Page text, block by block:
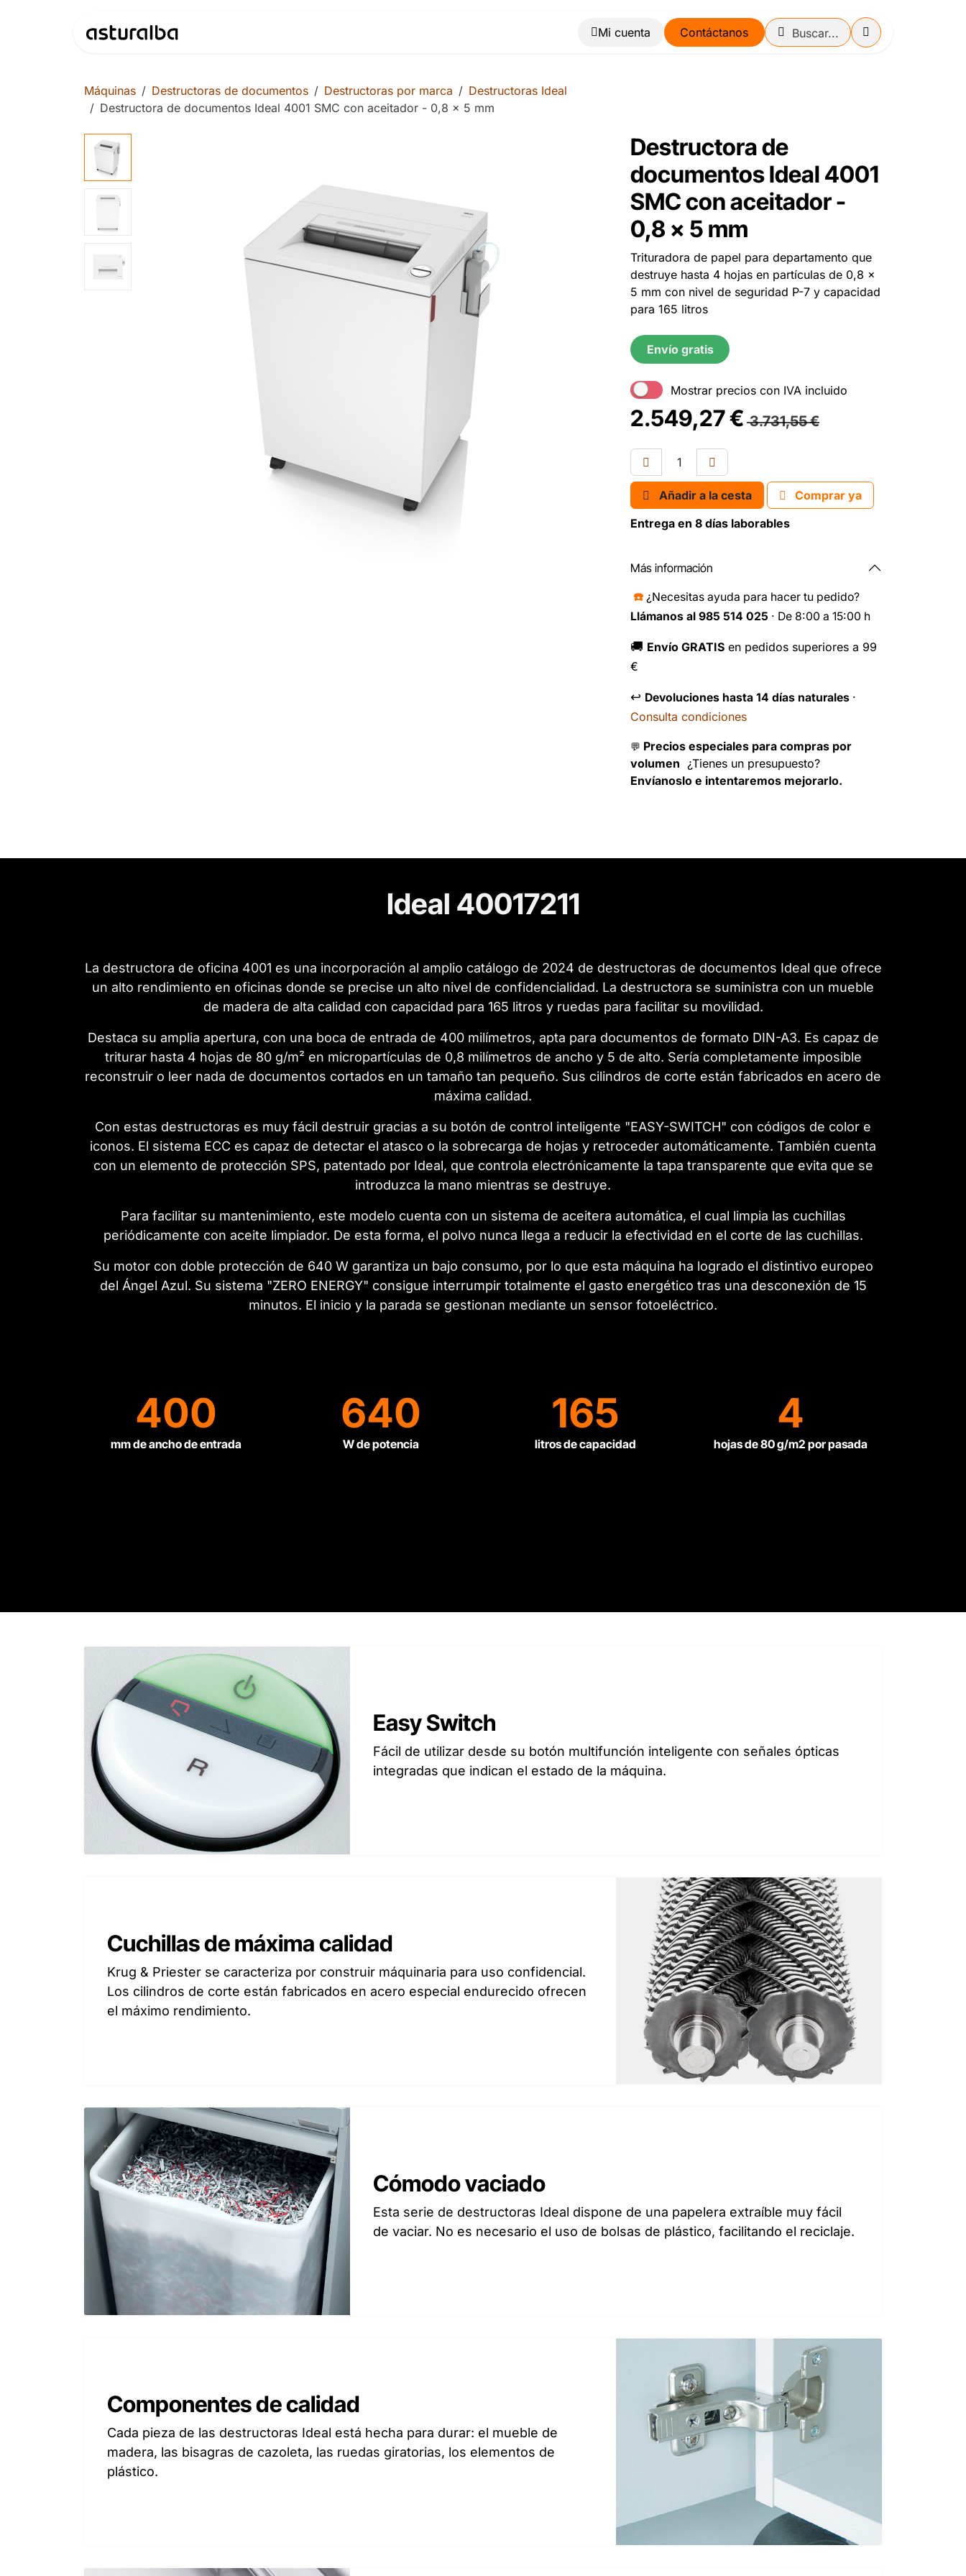
Blog Contáctanos
Máquinas Destructoras de documentos Destructoras por marca
Destructoras Ideal
Destructora de documentos Ideal 4001 SMC con aceitador - 0,8 x 5 mm
Destructora de
documentos Ideal 4001
SMC con aceitador -
0,8 x 5 mm
Trituradora de papel para departamento que
destruye hasta 4 hojas en partículas de 0,8 x
5 mm con nivel de seguridad P-7 y capacidad
para 165 litros
Envío gratis
Mostrar precios con IVA incluido
2.549,27€ 3.731,55€
Añadir a la cesta
Comprar ya
Entrega en 8 días laborables
Más información
☎️ ¿Necesitas ayuda para hacer tu pedido?
Llámanos al 985 514 025 · De 8:00 a 15:00 h
🚚 Envío GRATIS en pedidos superiores a 99
€
↩️ Devoluciones hasta 14 días naturales ·
Consulta condiciones
💬 Precios especiales para compras por
volumen ¿Tienes un presupuesto?
Envíanoslo e intentaremos mejorarlo.
Ideal 40017211
La destructora de oficina 4001 es una incorporación al amplio catálogo de 2024 de destructoras de documentos Ideal que ofrece
un alto rendimiento en oficinas donde se precise un alto nivel de confidencialidad. La destructora se suministra con un mueble
de madera de alta calidad con capacidad para 165 litros y ruedas para facilitar su movilidad.
Destaca su amplia apertura, con una boca de entrada de 400 milímetros, apta para documentos de formato DIN-A3. Es capaz de
triturar hasta 4 hojas de 80 g/m² en micropartículas de 0,8 milímetros de ancho y 5 de alto. Sería completamente imposible
reconstruir o leer nada de documentos cortados en un tamaño tan pequeño. Sus cilindros de corte están fabricados en acero de
máxima calidad.
Con estas destructoras es muy fácil destruir gracias a su botón de control inteligente "EASY-SWITCH" con códigos de color e
iconos. El sistema ECC es capaz de detectar el atasco o la sobrecarga de hojas y retroceder automáticamente. También cuenta
con un elemento de protección SPS, patentado por Ideal, que controla electrónicamente la tapa transparente que evita que se
introduzca la mano mientras se destruye.
Para facilitar su mantenimiento, este modelo cuenta con un sistema de aceitera automática, el cual limpia las cuchillas
periódicamente con aceite limpiador. De esta forma, el polvo nunca llega a reducir la efectividad en el corte de las cuchillas.
Su motor con doble protección de 640 W garantiza un bajo consumo, por lo que esta máquina ha logrado el distintivo europeo
del Ángel Azul. Su sistema "ZERO ENERGY" consigue interrumpir totalmente el gasto energético tras una desconexión de 15
minutos. El inicio y la parada se gestionan mediante un sensor fotoeléctrico.
400
mm de ancho de entrada
640
W de potencia
165
litros de capacidad
4
hojas de 80 g/m2 por pasada
Easy Switch
Fácil de utilizar desde su botón multifunción inteligente con señales ópticas
integradas que indican el estado de la máquina.
Cuchillas de máxima calidad
Krug & Priester se caracteriza por construir máquinaria para uso confidencial.
Los cilindros de corte están fabricados en acero especial endurecido ofrecen
el máximo rendimiento.
Cómodo vaciado
Esta serie de destructoras Ideal dispone de una papelera extraíble muy fácil
de vaciar. No es necesario el uso de bolsas de plástico, facilitando el reciclaje.
Componentes de calidad
Cada pieza de las destructoras Ideal está hecha para durar: el mueble de
madera, las bisagras de cazoleta, las ruedas giratorias, los elementos de
plástico.